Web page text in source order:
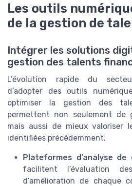
Les outils
de la gestion de
Intégrer les solutions
gestion des talents
L’évolution rapide du
d’adopter des outils
optimiser la gestion des
permettent non seulement de
mais aussi de mieux valoriser
identifiées précédemment.
Plateformes d’analyse de
facilitent l’évaluation
d’amélioration de chaque